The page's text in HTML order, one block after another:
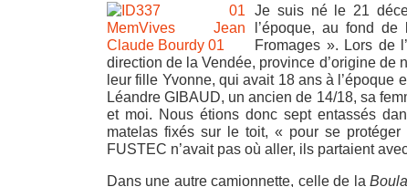
Je suis né le 21
l’époque, au fond
Fromages ». Lors de
direction de la Vendée, province d’origine de
leur fille Yvonne, qui avait 18 ans à
Léandre GIBAUD, un ancien de 14/18, sa
et moi. Nous étions donc sept entassés
matelas fixés sur le toit, « pour se
FUSTEC n’avait pas où aller, ils partaient
Dans une autre camionnette, celle de la